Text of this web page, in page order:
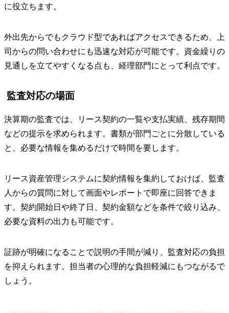
に役立ちます。
外出先からでもクラウド型であればアクセスできるため、上
司からの問い合わせにも迅速な対応が可能です。資金繰りの
見通しを立てやすくなる点も、経理部門にとって利点です。
監査対応の場面
決算期の監査では、リース契約の一覧や支払実績、残存期間
などの提示を求められます。書類が部門ごとに分散している
と、必要な情報を集めるだけで時間を要します。
リース資産管理システムに契約情報を集約しておけば、監査
人からの質問に対して画面やレポートで即座に回答できま
す。契約開始日や終了日、契約金額などを条件で絞り込み、
必要な資料の出力も可能です。
証跡が明確になることで説明の手間が減り、監査対応の負担
を抑えられます。担当者の心理的な負担軽減にもつながるで
しょう。